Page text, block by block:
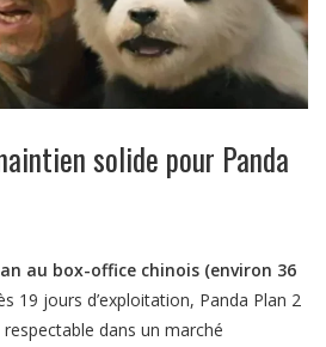
solide pour Panda
au box-office chinois (environ 36
19 jours d’exploitation, Panda Plan 2
dans un marché